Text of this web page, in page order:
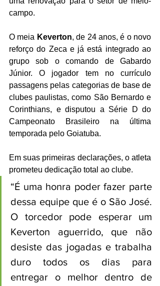
campo.
O meia Keverton, de 24 anos, é o novo
reforço do Zeca e já está integrado ao
grupo sob o comando de Gabardo
Júnior. O jogador tem no currículo
passagens pelas categorias de base de
clubes paulistas, como São Bernardo e
Corinthians, e disputou a Série D do
Campeonato Brasileiro na última
temporada pelo Goiatuba.
Em suas primeiras declarações, o atleta
prometeu dedicação total ao clube.
“É uma honra poder fazer parte
dessa equipe que é o São José.
O torcedor pode esperar um
Keverton aguerrido, que não
desiste das jogadas e trabalha
duro todos os dias para
entregar o melhor dentro de